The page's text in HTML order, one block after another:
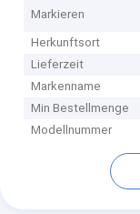
Markieren
Herkunftsort
Lieferzeit
Markenname
Min Bestellmenge
Modellnummer